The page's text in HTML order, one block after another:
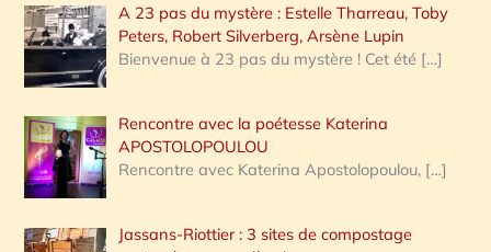
A 23 pas du mystère : Estelle Tharreau, Toby
Peters, Robert Silverberg, Arsène Lupin
Bienvenue à 23 pas du mystère ! Cet été […]
Rencontre avec la poétesse Katerina
APOSTOLOPOULOU
Rencontre avec Katerina Apostolopoulou, […]
Jassans-Riottier : 3 sites de compostage